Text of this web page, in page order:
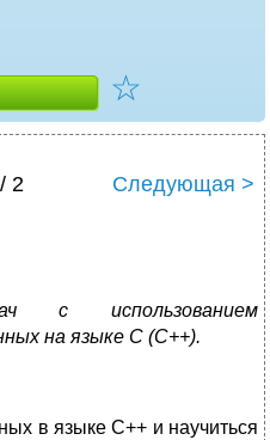
☆
2 Следующая >
с использованием
на языке С (С++).
в языке С++ и научиться